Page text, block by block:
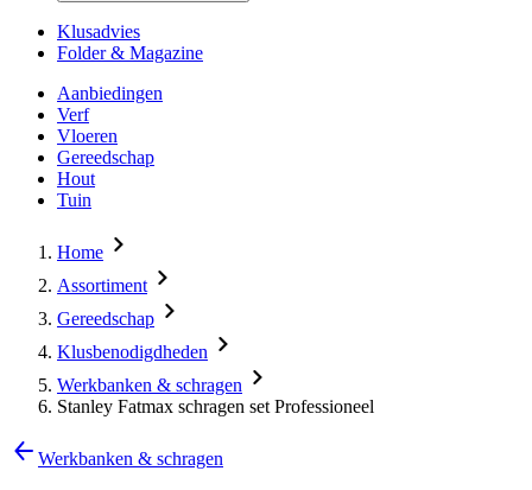
Klusadvies
Folder & Magazine
Aanbiedingen
Verf
Vloeren
Gereedschap
Hout
Tuin
Home
Assortiment
Gereedschap
Klusbenodigdheden
Werkbanken & schragen
Stanley Fatmax schragen set Professioneel
Werkbanken & schragen